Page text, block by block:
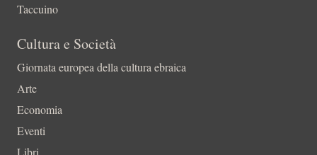
Taccuino
Cultura e Società
Giornata europea della cultura ebraica
Arte
Economia
Eventi
Libri